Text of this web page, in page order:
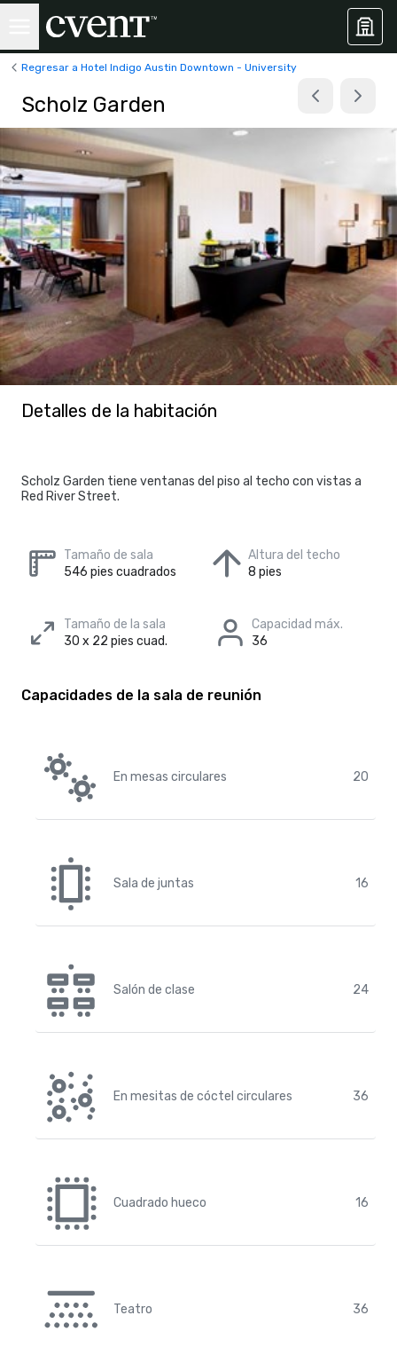
Regresar a Hotel Indigo Austin Downtown - University
Scholz Garden
Detalles de la habitación
Scholz Garden tiene ventanas del piso al techo con vistas a
Red River Street.
Tamaño de sala
546 pies cuadrados
Altura del techo
8 pies
Tamaño de la sala
30 x 22 pies cuad.
Capacidad máx.
36
Capacidades de la sala de reunión
En mesas circulares 20
Sala de juntas 16
Salón de clase 24
En mesitas de cóctel circulares 36
Cuadrado hueco 16
Teatro 36